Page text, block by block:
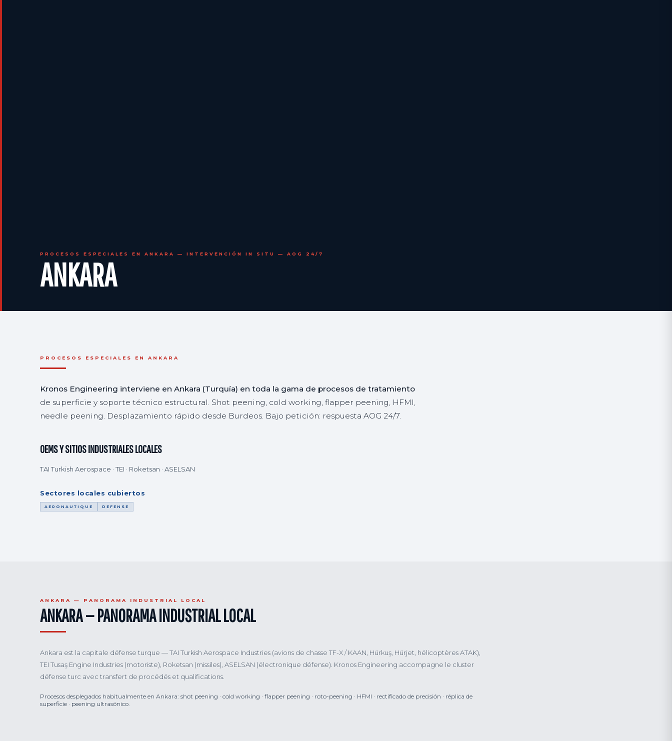
PROCESOS ESPECIALES EN ANKARA — INTERVENCIÓN IN SITU — AOG 24/7
ANKARA
PROCESOS ESPECIALES EN ANKARA
Kronos Engineering interviene en Ankara (Turquía) en toda la gama de procesos de tratamiento
de superficie y soporte técnico estructural. Shot peening, cold working, flapper peening, HFMI,
needle peening. Desplazamiento rápido desde Burdeos. Bajo petición: respuesta AOG 24/7.
OEMS Y SITIOS INDUSTRIALES LOCALES
TAI Turkish Aerospace · TEI · Roketsan · ASELSAN
Sectores locales cubiertos
AERONAUTIQUE DEFENSE
ANKARA — PANORAMA INDUSTRIAL LOCAL
ANKARA — PANORAMA INDUSTRIAL LOCAL
Ankara est la capitale défense turque — TAI Turkish Aerospace Industries (avions de chasse TF-X / KAAN, Hürkuş, Hürjet, hélicoptères ATAK),
TEI Tusaş Engine Industries (motoriste), Roketsan (missiles), ASELSAN (électronique défense). Kronos Engineering accompagne le cluster
défense turc avec transfert de procédés et qualifications.
Procesos desplegados habitualmente en Ankara: shot peening · cold working · flapper peening · roto-peening · HFMI · rectificado de precisión · réplica de
superficie · peening ultrasónico.